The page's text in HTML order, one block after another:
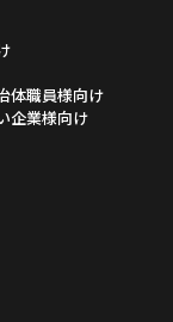
体職員様向け
企業様向け